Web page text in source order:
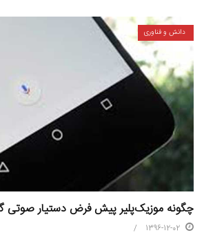
دانش و فناوری
چگونه موزیک‌پلیر پیش فرض دستیار صوتی
1396-12-02